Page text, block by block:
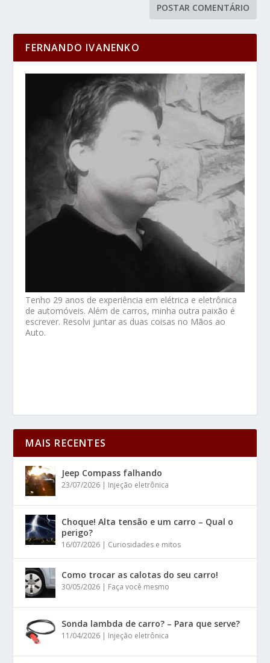
FERNANDO IVANENKO
Tenho 29 anos de experiência em elétrica e eletrônica
de automóveis. Além de carros, minha outra paixão é
escrever. Resolvi juntar as duas coisas no Mãos ao
Auto.
MAIS RECENTES
Jeep Compass falhando
23/07/2026 | Injeção eletrônica
Choque! Alta tensão e um carro – Qual o
perigo?
16/07/2026 | Curiosidades e mitos
Como trocar as calotas do seu carro!
30/05/2026 | Faça você mesmo
Sonda lambda de carro? – Para que serve?
11/04/2026 | Injeção eletrônica